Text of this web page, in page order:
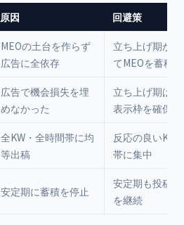
原因 回避策
MEOの土台を作らず
広告に全依存
立ち上げ期か
てMEOを蓄積
広告で機会損失を埋
めなかった
立ち上げ期は
表示枠を確保
全KW・全時間帯に均
等出稿
反応の良いKW
帯に集中
安定期に蓄積を停止
安定期も投稿
を継続